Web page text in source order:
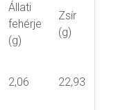
Állati
fehérje
(g)
Zsír
(g)
2,06 22,93